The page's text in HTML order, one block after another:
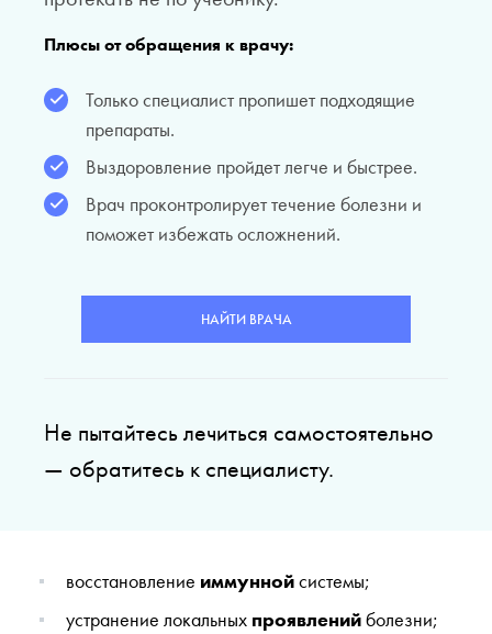
Плюсы от обращения к врачу:
Только специалист пропишет подходящие
препараты.
Выздоровление пройдет легче и быстрее.
Врач проконтролирует течение болезни и
поможет избежать осложнений.
НАЙТИ ВРАЧА
Не пытайтесь лечиться самостоятельно
— обратитесь к специалисту.
восстановление иммуннойсистемы;
устранение локальных проявленийболезни;